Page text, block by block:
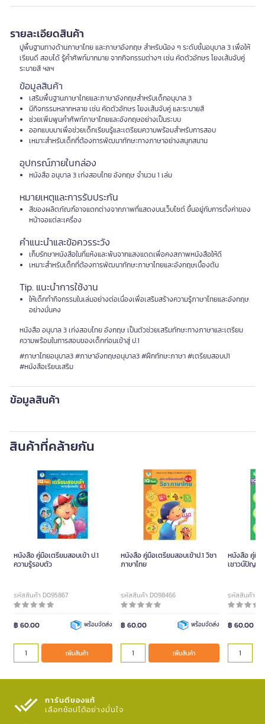
รายละเอียดสินค้า
ปูพื้นฐานทางด้านภาษาไทย และภาษาอังกฤษ สำหรับน้อง ๆ ระดับชั้นอนุบาล 3 เพื่อให้
เรียนดี สอบได้ รู้คำศัพท์มากมาย จากกิจกรรมต่างๆ เช่น คัดตัวอักษร โยงเส้นจับคู่
ระบายสี ฯลฯ
ข้อมูลสินค้า
เสริมพื้นฐานภาษาไทยและภาษาอังกฤษสำหรับเด็กอนุบาล 3
มีกิจกรรมหลากหลาย เช่น คัดตัวอักษร โยงเส้นจับคู่ และระบายสี
ช่วยเพิ่มพูนคำศัพท์ภาษาไทยและอังกฤษอย่างเป็นระบบ
ออกแบบมาเพื่อช่วยเด็กเรียนรู้และเตรียมความพร้อมสำหรับการสอบ
เหมาะสำหรับเด็กที่ต้องการพัฒนาทักษะทางภาษาอย่างสนุกสนาน
อุปกรณ์ภายในกล่อง
หนังสือ อนุบาล 3 เก่งสอบไทย อังกฤษ จำนวน 1 เล่ม
หมายเหตุและการรับประกัน
สีของผลิตภัณฑ์อาจแตกต่างจากภาพที่แสดงบนเว็บไซต์ ขึ้นอยู่กับการตั้งค่าของ
หน้าจอแต่ละเครื่อง
คำแนะนำและข้อควรระวัง
เก็บรักษาหนังสือในที่แห้งและพ้นจากแสงแดดเพื่อคงสภาพหนังสือให้ดี
เหมาะสำหรับเด็กที่ต้องการพัฒนาทักษะภาษาไทยและอังกฤษเบื้องต้น
Tip. แนะนำการใช้งาน
ให้เด็กทำกิจกรรมในเล่มอย่างต่อเนื่องเพื่อเสริมสร้างความรู้ภาษาไทยและอังกฤษ
อย่างมั่นคง
หนังสือ อนุบาล 3 เก่งสอบไทย อังกฤษ เป็นตัวช่วยเสริมทักษะทางภาษาและเตรียม
ความพร้อมในการสอบของเด็กก่อนเข้าสู่ ป.1
#ภาษาไทยอนุบาล3 #ภาษาอังกฤษอนุบาล3 #ฝึกทักษะภาษา #เตรียมสอบป1
#หนังสือเรียนเสริม
ข้อมูลสินค้า
สินค้าที่คล้ายกัน
หนังสือ คู่มือเตรียมสอบเข้า ป.1
ความรู้รอบตัว
รหัสสินค้า D095867
฿ 60.00 พร้อมจัดส่ง
เพิ่มสินค้า
หนังสือ คู่มือเตรียมสอบเข้าป.1 วิชา
ภาษาไทย
รหัสสินค้า D098466
฿ 60.00 พร้อมจัดส่ง
เพิ่มสินค้า
หนังสือ คู่มือ
เชาวน์ปัญญ
รหัสสินค้า
฿ 60.00
การันตีของแท้
เลือกช้อปได้อย่างมั่นใจ​